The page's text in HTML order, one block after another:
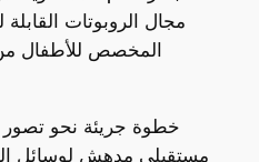
مجال الروبوتات
مستقبلي مدهش لوسائل